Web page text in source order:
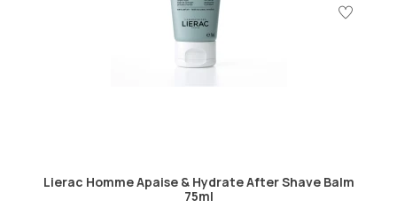
Lierac Homme Apaise & Hydrate After Shave Balm
75ml